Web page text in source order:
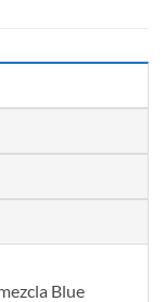
Blue